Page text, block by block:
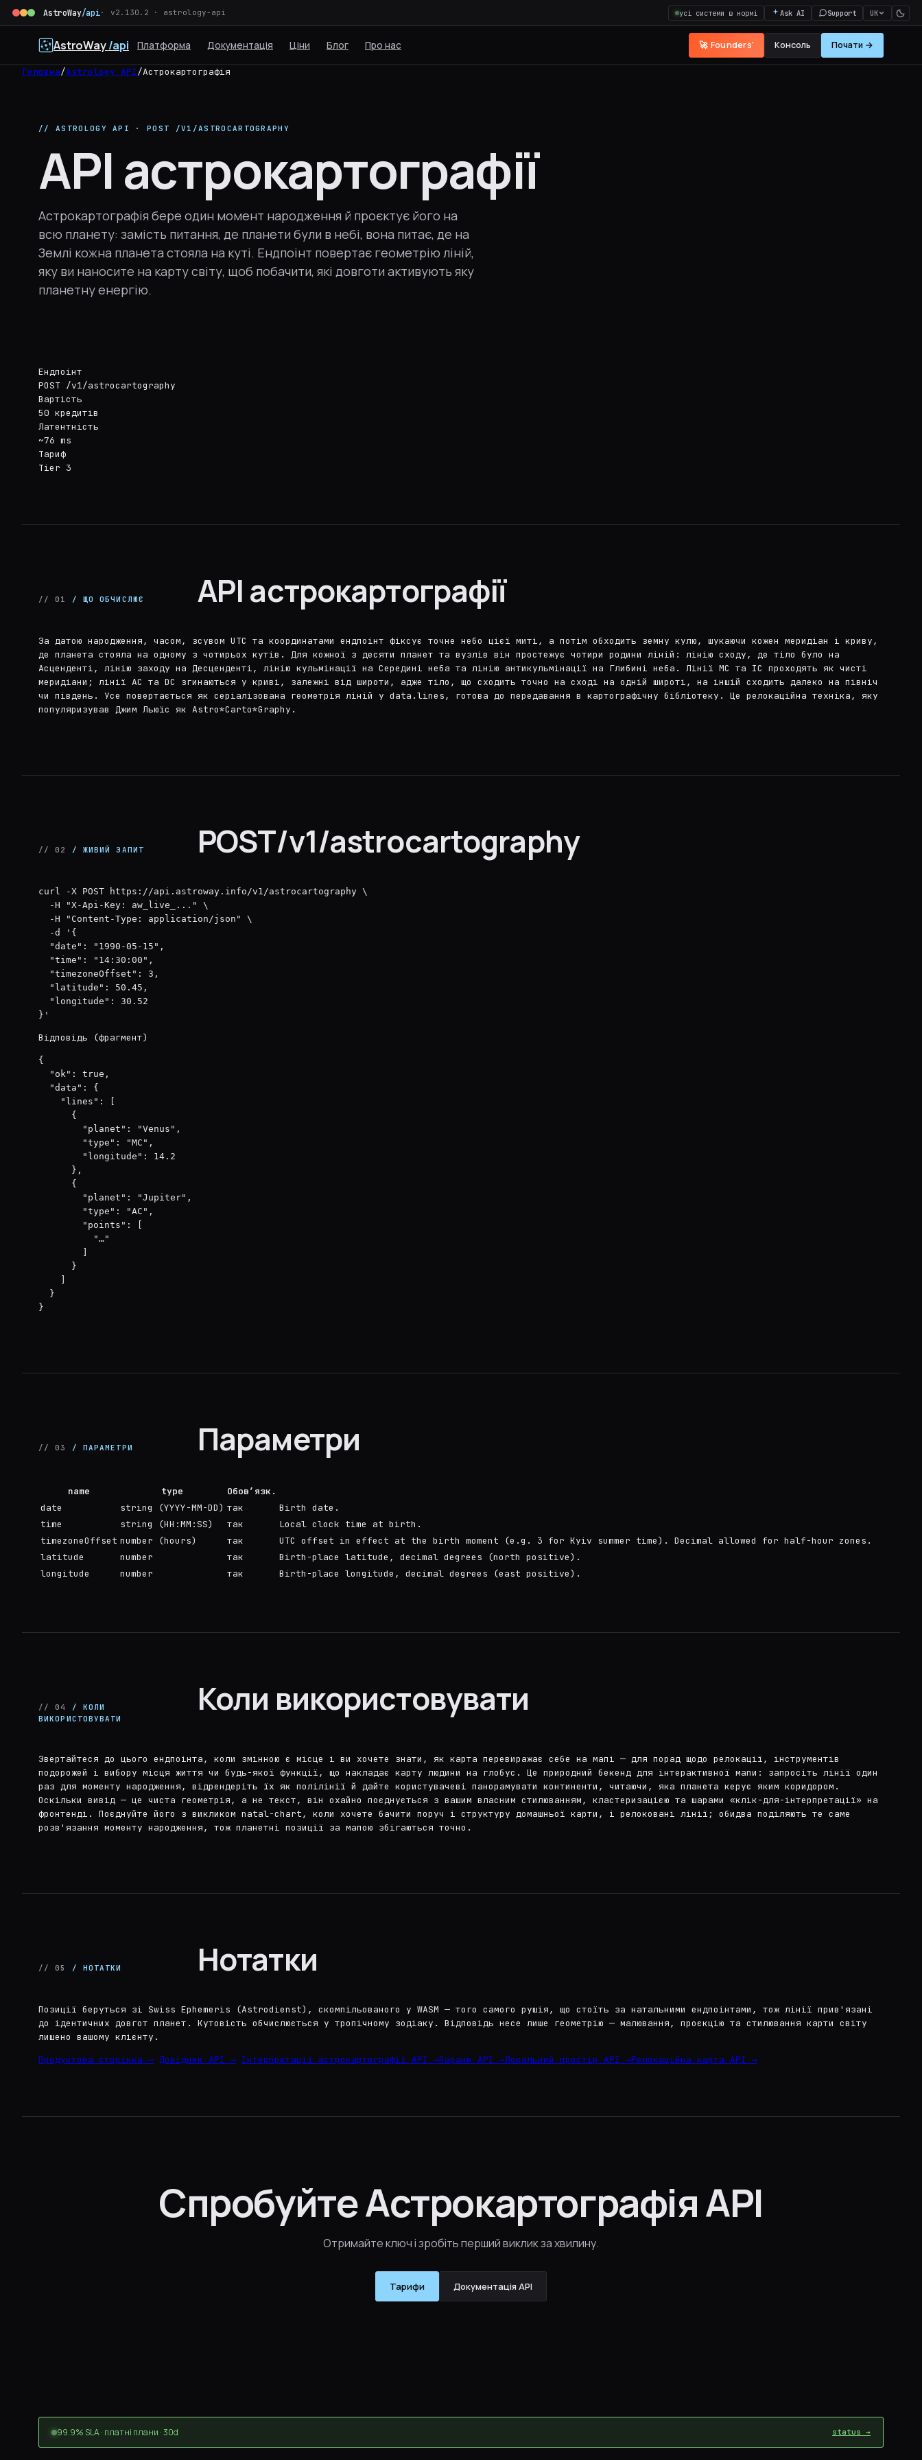
AstroWay/api v2.130.2 · astrology-api усі системи в нормі Ask AI Support UK
AstroWay/api Платформа Документація Ціни Блог Про нас 🚀 Founders' Консоль Почати →
Головна/Astrology API/Астрокартографія
// ASTROLOGY API · POST /V1/ASTROCARTOGRAPHY
API астрокартографії
Астрокартографія бере один момент народження й проєктує його на
всю планету: замість питання, де планети були в небі, вона питає, де на
Землі кожна планета стояла на куті. Ендпоінт повертає геометрію ліній,
яку ви наносите на карту світу, щоб побачити, які довготи активують яку
планетну енергію.
Ендпоінт
POST /v1/astrocartography
Вартість
50 кредитів
Латентність
~76 ms
Тариф
Tier 3
// 01 / ЩО ОБЧИСЛЮЄ API астрокартографії
За датою народження, часом, зсувом UTC та координатами ендпоінт фіксує точне небо цієї миті, а потім обходить земну кулю, шукаючи кожен меридіан і криву,
де планета стояла на одному з чотирьох кутів. Для кожної з десяти планет та вузлів він простежує чотири родини ліній: лінію сходу, де тіло було на
Асценденті, лінію заходу на Десценденті, лінію кульмінації на Середині неба та лінію антикульмінації на Глибині неба. Лінії MC та IC проходять як чисті
меридіани; лінії AC та DC згинаються у криві, залежні від широти, адже тіло, що сходить точно на сході на одній широті, на іншій сходить далеко на північ
чи південь. Усе повертається як серіалізована геометрія ліній у data.lines, готова до передавання в картографічну бібліотеку. Це релокаційна техніка, яку
популяризував Джим Льюїс як Astro*Carto*Graphy.
// 02 / ЖИВИЙ ЗАПИТ POST/v1/astrocartography
curl -X POST https://api.astroway.info/v1/astrocartography \
  -H "X-Api-Key: aw_live_..." \
  -H "Content-Type: application/json" \
  -d '{
  "date": "1990-05-15",
  "time": "14:30:00",
  "timezoneOffset": 3,
  "latitude": 50.45,
  "longitude": 30.52
}'
Відповідь (фрагмент)
{
  "ok": true,
  "data": {
    "lines": [
      {
        "planet": "Venus",
        "type": "MC",
        "longitude": 14.2
      },
      {
        "planet": "Jupiter",
        "type": "AC",
        "points": [
          "…"
      }
  }
}
// 03 / ПАРАМЕТРИ Параметри
name type
Обов’язк.
date
string (YYYY-MM-DD) так
Birth date.
time
string (HH:MM:SS) так
Local clock time at birth.
timezoneOffset number (hours) так
UTC offset in effect at the birth moment (e.g. 3 for Kyiv summer time). Decimal allowed for half-hour zones.
latitude
number так
Birth-place latitude, decimal degrees (north positive).
longitude
number так Birth-place longitude, decimal degrees (east positive).
// 04
/ КОЛИ
ВИКОРИСТОВУВАТИ
Коли використовувати
Звертайтеся до цього ендпоінта, коли змінною є місце і ви хочете знати, як карта перевиражає себе на мапі — для порад щодо релокації, інструментів
подорожей і вибору місця життя чи будь-якої функції, що накладає карту людини на глобус. Це природний бекенд для інтерактивної мапи: запросіть лінії один
раз для моменту народження, відрендеріть їх як полілінії й дайте користувачеві панорамувати континенти, читаючи, яка планета керує яким коридором.
Оскільки вивід — це чиста геометрія, а не текст, він охайно поєднується з вашим власним стилюванням, кластеризацією та шарами «клік-для-інтерпретації» на
фронтенді. Поєднуйте його з викликом natal-chart, коли хочете бачити поруч і структуру домашньої карти, і релоковані лінії; обидва поділяють те саме
розв'язання моменту народження, тож планетні позиції за мапою збігаються точно.
// 05 / НОТАТКИ Нотатки
Позиції беруться зі Swiss Ephemeris (Astrodienst), скомпільованого у WASM — того самого рушія, що стоїть за натальними ендпоінтами, тож лінії прив'язані
до ідентичних довгот планет. Кутовість обчислюється у тропічному зодіаку. Відповідь несе лише геометрію — малювання, проєкцію та стилювання карти світу
лишено вашому клієнту.
Продуктова сторінка → Довідник API → Інтерпретації астрокартографії API →Парани API →Локальний простір API →Релокаційна карта API →
Спробуйте Астрокартографія API
Отримайте ключ і зробіть перший виклик за хвилину.
Тарифи Документація API
99.9% SLA · платні плани · 30d status →